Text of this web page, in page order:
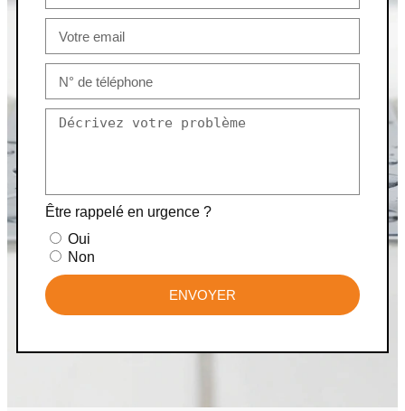
Être rappelé en urgence ?
Oui
Non
ENVOYER